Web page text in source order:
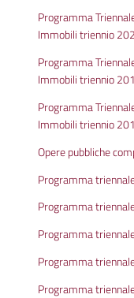
Programma
Immobili triennio
Programma
Immobili triennio
Programma
Immobili triennio
Opere pubbliche
Programma
Programma
Programma
Programma
Programma